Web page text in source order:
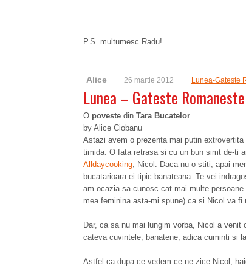
P.S. multumesc Radu!
Alice 26 martie 2012 Lunea-Gateste
Lunea – Gateste
O poveste din Tara Bucatelor
by Alice Ciobanu
Astazi avem o prezenta mai putin
timida. O fata retrasa si cu un bun simt de-ti
Alldaycooking, Nicol. Daca nu o stiti, apai
bucatarioara ei tipic banateana. Te vei
am ocazia sa cunosc cat mai multe
mea feminina asta-mi spune) ca si Nicol va fi
Dar, ca sa nu mai lungim vorba, Nicol a
cateva cuvintele, banatene, adica cuminti si
Astfel ca dupa ce vedem ce ne zice Nicol,